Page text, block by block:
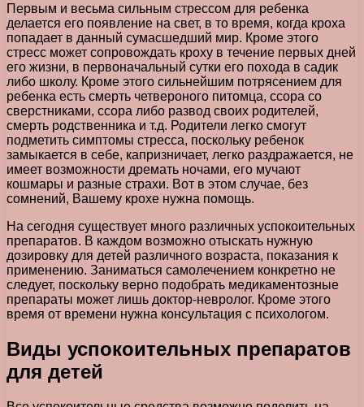
Первым и весьма сильным стрессом для ребенка
делается его появление на свет, в то время, когда кроха
попадает в данный сумасшедший мир. Кроме этого
стресс может сопровождать кроху в течение первых дней
его жизни, в первоначальный сутки его похода в садик
либо школу. Кроме этого сильнейшим потрясением для
ребенка есть смерть четвероного питомца, ссора со
сверстниками, ссора либо развод своих родителей,
смерть родственника и т.д. Родители легко смогут
подметить симптомы стресса, поскольку ребенок
замыкается в себе, капризничает, легко раздражается, не
имеет возможности дремать ночами, его мучают
кошмары и разные страхи. Вот в этом случае, без
сомнений, Вашему крохе нужна помощь.
На сегодня существует много различных успокоительных
препаратов. В каждом возможно отыскать нужную
дозировку для детей различного возраста, показания к
применению. Заниматься самолечением конкретно не
следует, поскольку верно подобрать медикаментозные
препараты может лишь доктор-невролог. Кроме этого
время от времени нужна консультация с психологом.
Виды успокоительных препаратов
для детей